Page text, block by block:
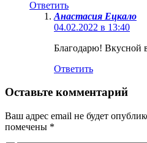
Ответить
Анастасия Ецкало
04.02.2022 в 13:40
Благодарю! Вкусной
Ответить
Оставьте комментарий
Ваш адрес email не будет
помечены *